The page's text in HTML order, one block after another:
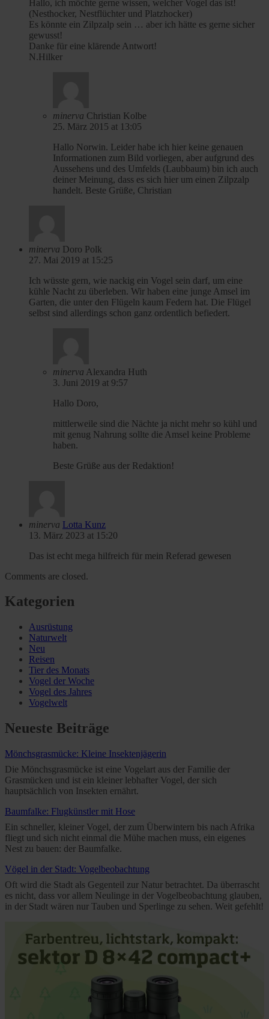
Hallo, ich möchte gerne wissen, welcher Vogel das ist!
(Nesthocker, Nestflüchter und Platzhocker)
Es könnte ein Zilpzalp sein … aber ich hätte es gerne sicher
gewusst!
Danke für eine klärende Antwort!
N.Hilker
minerva Christian Kolbe
25. März 2015 at 13:05
Hallo Norwin. Leider habe ich hier keine genauen
Informationen zum Bild vorliegen, aber aufgrund des
Aussehens und des Umfelds (Laubbaum) bin ich auch
deiner Meinung, dass es sich hier um einen Zilpzalp
handelt. Beste Grüße, Christian
minerva Doro Polk
27. Mai 2019 at 15:25
Ich wüsste gern, wie nackig ein Vogel sein darf, um eine
kühle Nacht zu überleben. Wir haben eine junge Amsel im
Garten, die unter den Flügeln kaum Federn hat. Die Flügel
selbst sind allerdings schon ganz ordentlich befiedert.
minerva Alexandra Huth
3. Juni 2019 at 9:57
Hallo Doro,
mittlerweile sind die Nächte ja nicht mehr so kühl und
mit genug Nahrung sollte die Amsel keine Probleme
haben.
Beste Grüße aus der Redaktion!
minerva Lotta Kunz
13. März 2023 at 15:20
Das ist echt mega hilfreich für mein Referad gewesen
Comments are closed.
Kategorien
Ausrüstung
Naturwelt
Neu
Reisen
Tier des Monats
Vogel der Woche
Vogel des Jahres
Vogelwelt
Neueste Beiträge
Mönchsgrasmücke: Kleine Insektenjägerin
Die Mönchsgrasmücke ist eine Vogelart aus der Familie der
Grasmücken und ist ein kleiner lebhafter Vogel, der sich
hauptsächlich von Insekten ernährt.
Baumfalke: Flugkünstler mit Hose
Ein schneller, kleiner Vogel, der zum Überwintern bis nach Afrika
fliegt und sich nicht einmal die Mühe machen muss, ein eigenes
Nest zu bauen: der Baumfalke.
Vögel in der Stadt: Vogelbeobachtung
Oft wird die Stadt als Gegenteil zur Natur betrachtet. Da überrascht
es nicht, dass vor allem Neulinge in der Vogelbeobachtung glauben,
in der Stadt wären nur Tauben und Sperlinge zu sehen. Weit gefehlt!